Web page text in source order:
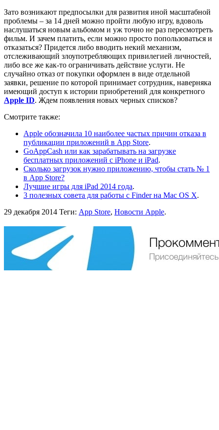
Зато возникают предпосылки для развития иной масштабной
проблемы – за 14 дней можно пройти любую игру, вдоволь
наслушаться новым альбомом и уж точно не раз пересмотреть
фильм. И зачем платить, если можно просто попользоваться и
отказаться? Придется либо вводить некий механизм,
отслеживающий злоупотребляющих привилегией личностей,
либо все же как-то ограничивать действие услуги. Не
случайно отказ от покупки оформлен в виде отдельной
заявки, решение по которой принимает сотрудник, наверняка
имеющий доступ к истории приобретений для конкретного
Apple ID. Ждем появления новых черных списков?
Смотрите также:
Apple обозначила 10 наиболее частых причин отказа в
публикации приложений в App Store.
GoAppCash или как зарабатывать на загрузке
бесплатных приложений с iPhone и iPad.
Сколько загрузок нужно приложению, чтобы стать № 1
в App Store?
Лучшие игры для iPad 2014 года.
3 полезных совета для работы с Finder на Mac OS X.
29 декабря 2014 Теги: App Store, Новости Apple.